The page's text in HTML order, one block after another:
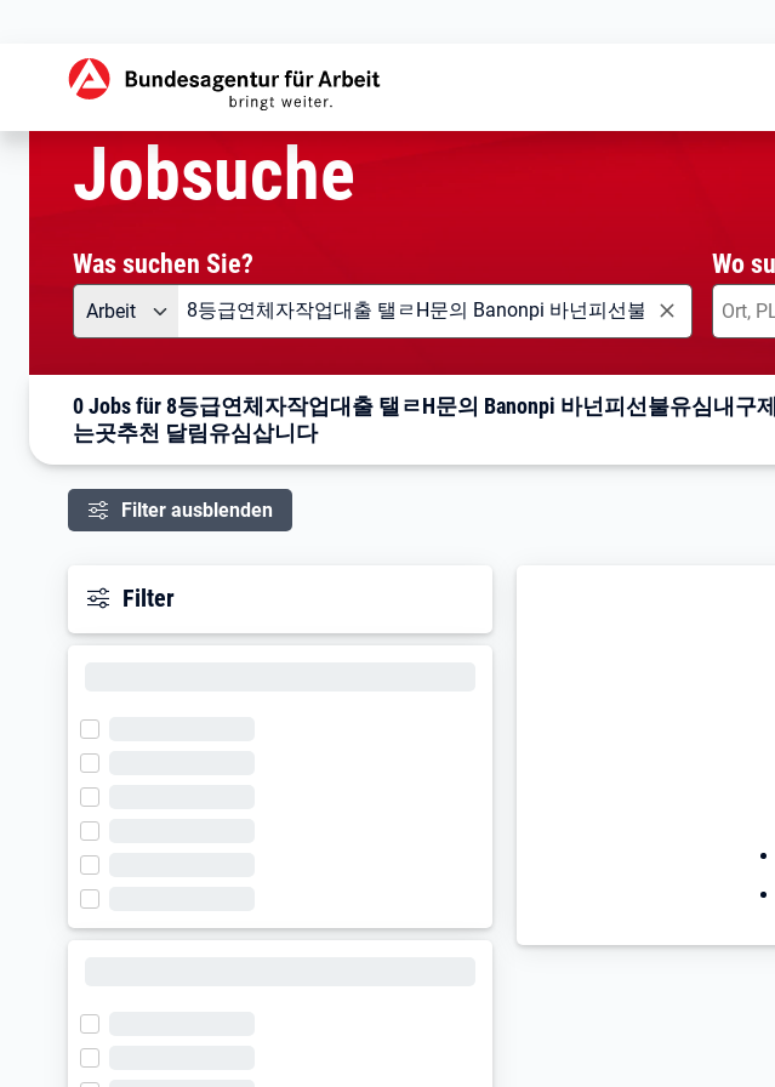
Startseite
Jobsuche
Was suchen Sie?
Angebotsart
Arbeit Was suchen Sie?
Wo
0 Jobs für 8등급연체자작업대출 탤ㄹH문의 Banonpi 바넌피선불유심내구
는곳추천 달림유심삽니다
Filter ausblenden
Filter